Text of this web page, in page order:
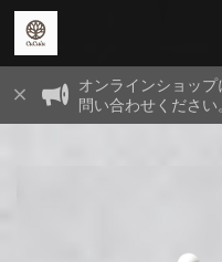
オンラインショッ
問い合わせください